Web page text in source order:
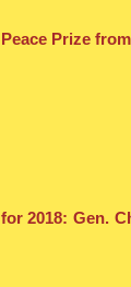
Prize
2018: Gen.